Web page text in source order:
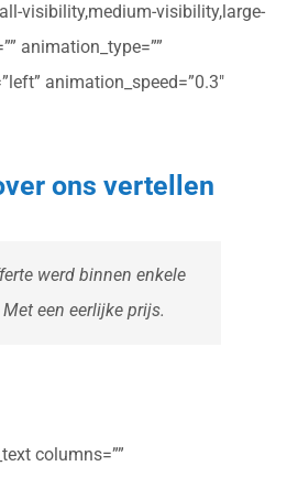
visibility,medium-visibility,large-
animation_type=””
animation_speed=”0.3″
ons vertellen
werd binnen enkele
een eerlijke prijs.
columns=””